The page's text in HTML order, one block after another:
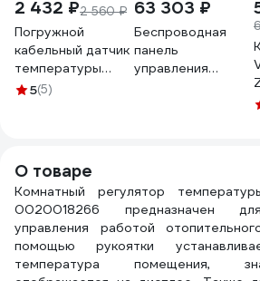
2 432 ₽2 560 ₽
Погружной
кабельный датчик
температуры
жидкости Завод
5(5)
63 303 ₽
Беспроводная
панель
управления
О товаре
Комнатный регулятор
0020018266 предназначен
управления работой
помощью рукоятки
температура помещения,